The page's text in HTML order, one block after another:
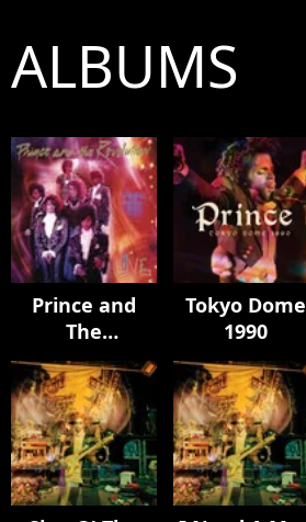
ALBUMS
Prince and
The
Revolution:
Live (2022
Remaster)
Tokyo Dome
1990